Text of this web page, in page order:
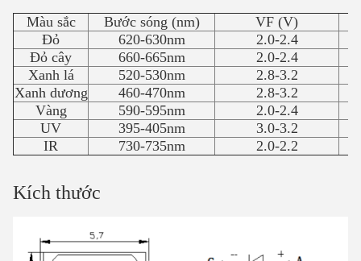
Màu sắc Bước sóng (nm)
VF (V)
Đỏ
620-630nm
2.0-2.4
Đỏ cây
660-665nm
2.0-2.4
Xanh lá
520-530nm
2.8-3.2
Xanh dương
460-470nm
2.8-3.2
Vàng
590-595nm
2.0-2.4
UV
395-405nm
3.0-3.2
IR
730-735nm 2.0-2.2
Kích thước